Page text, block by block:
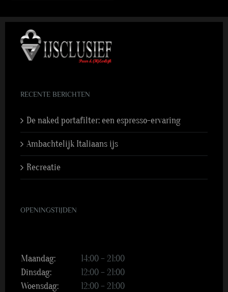
RECENTE BERICHTEN
De naked portafilter: een espresso-ervaring
Ambachtelijk Italiaans ijs
Recreatie
OPENINGSTIJDEN
Maandag:
14:00 – 21:00
Dinsdag:
12:00 – 21:00
Woensdag:
12:00 – 21:00